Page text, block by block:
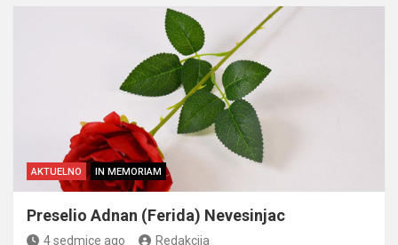
AKTUELNO IN MEMORIAM
Preselio Adnan (Ferida) Nevesinjac
4 sedmice ago Redakcija